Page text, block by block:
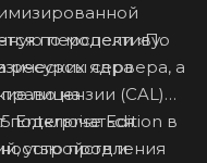
перспективу.
ядра
на
Enterprise Edition в
продления
по модели «По
ресурсы сервера, а
лицензии (CAL)
подключаться
устройств и